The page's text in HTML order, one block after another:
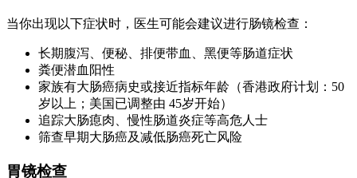
当你出现以下症状时，医生可能会建议进行肠镜检查：
长期腹泻、便秘、排便带血、黑便等肠道症状
粪便潜血阳性
家族有大肠癌病史或接近指标年龄（香港政府计划：50
岁以上；美国已调整由 45岁开始）
追踪大肠瘜肉、慢性肠道炎症等高危人士
筛查早期大肠癌及减低肠癌死亡风险
胃镜检查